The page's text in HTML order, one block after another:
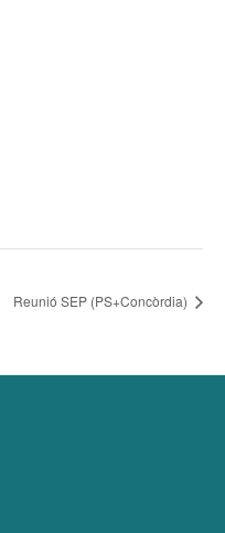
Reunió SEP (PS+Concòrdia)